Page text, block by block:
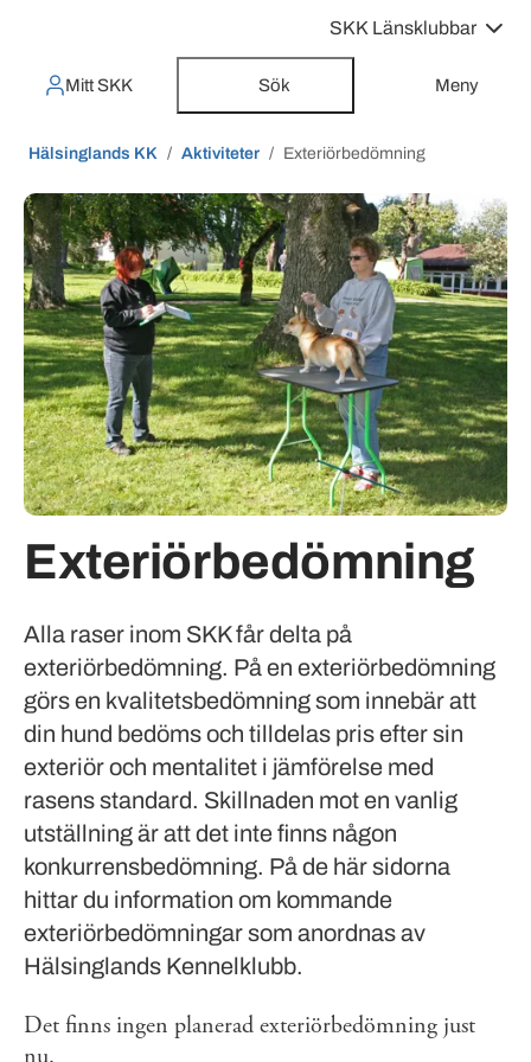
SKK Länsklubbar
Mitt SKK Sök Meny
Hälsinglands KK Aktiviteter Exteriörbedömning
Exteriörbedömning
Alla raser inom SKK får delta på
exteriörbedömning. På en exteriörbedömning
görs en kvalitetsbedömning som innebär att
din hund bedöms och tilldelas pris efter sin
exteriör och mentalitet i jämförelse med
rasens standard. Skillnaden mot en vanlig
utställning är att det inte finns någon
konkurrensbedömning. På de här sidorna
hittar du information om kommande
exteriörbedömningar som anordnas av
Hälsinglands Kennelklubb.
Det finns ingen planerad exteriörbedömning just